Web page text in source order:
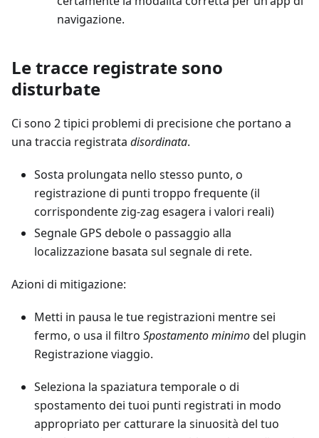
navigazione.
Le tracce registrate sono
disturbate
Ci sono 2 tipici problemi di precisione che portano a
una traccia registrata disordinata.
Sosta prolungata nello stesso punto, o
registrazione di punti troppo frequente (il
corrispondente zig-zag esagera i valori reali)
Segnale GPS debole o passaggio alla
localizzazione basata sul segnale di rete.
Azioni di mitigazione:
Metti in pausa le tue registrazioni mentre sei
fermo, o usa il filtro Spostamento minimodel plugin
Registrazione viaggio.
Seleziona la spaziatura temporale o di
spostamento dei tuoi punti registrati in modo
appropriato per catturare la sinuosità del tuo